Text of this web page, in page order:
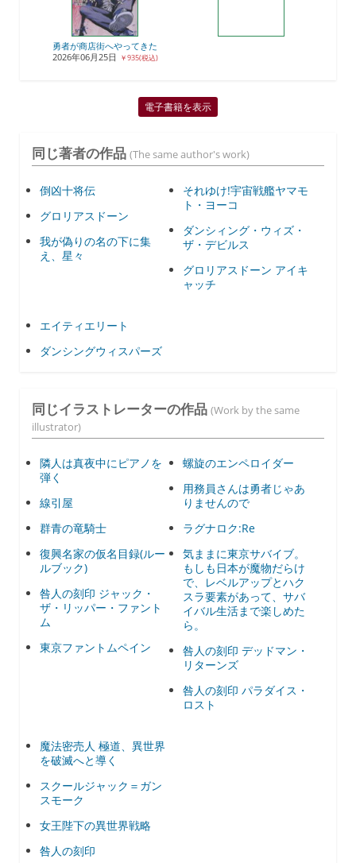
勇者が商店街へやってきた
2026年06月25日
￥935(税込)
電子書籍を表示
同じ著者の作品 (The same author's work)
倒凶十将伝
グロリアスドーン
我が偽りの名の下に集
え、星々
それゆけ!宇宙戦艦ヤマモ
ト・ヨーコ
ダンシィング・ウィズ・
ザ・デビルス
グロリアスドーン アイキ
ャッチ
エイティエリート
ダンシングウィスパーズ
同じイラストレーターの作品 (Work by the same
illustrator)
隣人は真夜中にピアノを
弾く
線引屋
群青の竜騎士
復興名家の仮名目録(ルー
ルブック)
咎人の刻印 ジャック・
ザ・リッパー・ファント
ム
東京ファントムペイン
螺旋のエンペロイダー
用務員さんは勇者じゃあ
りませんので
ラグナロク:Re
気ままに東京サバイブ。
もしも日本が魔物だらけ
で、レベルアップとハク
スラ要素があって、サバ
イバル生活まで楽しめた
ら。
咎人の刻印 デッドマン・
リターンズ
咎人の刻印 パラダイス・
ロスト
魔法密売人 極道、異世界
を破滅へと導く
スクールジャック＝ガン
スモーク
女王陛下の異世界戦略
咎人の刻印